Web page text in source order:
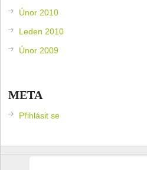
Únor 2010
Leden 2010
Únor 2009
META
Přihlásit se